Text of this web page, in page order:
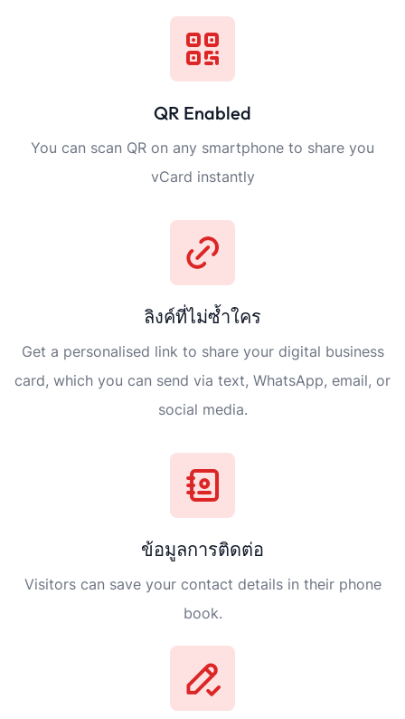
QR Enabled
You can scan QR on any smartphone to share you
vCard instantly
ลิงค์ที่ไม่ซ้ำใคร
Get a personalised link to share your digital business
card, which you can send via text, WhatsApp, email, or
social media.
ข้อมูลการติดต่อ
Visitors can save your contact details in their phone
book.